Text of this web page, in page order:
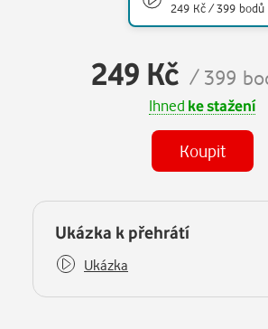
249 Kč / 399 bodů
249 Kč / 399
Ihned ke stažení
Koupit
Některé kapitoly již máte
Ukázka k přehrátí
Ukázka